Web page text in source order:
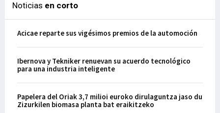
Noticias en corto
Acicae reparte sus vigésimos premios de la automoción
Ibernova y Tekniker renuevan su acuerdo tecnológico
para una industria inteligente
Papelera del Oriak 3,7 milioi euroko dirulaguntza jaso du
Zizurkilen biomasa planta bat eraikitzeko